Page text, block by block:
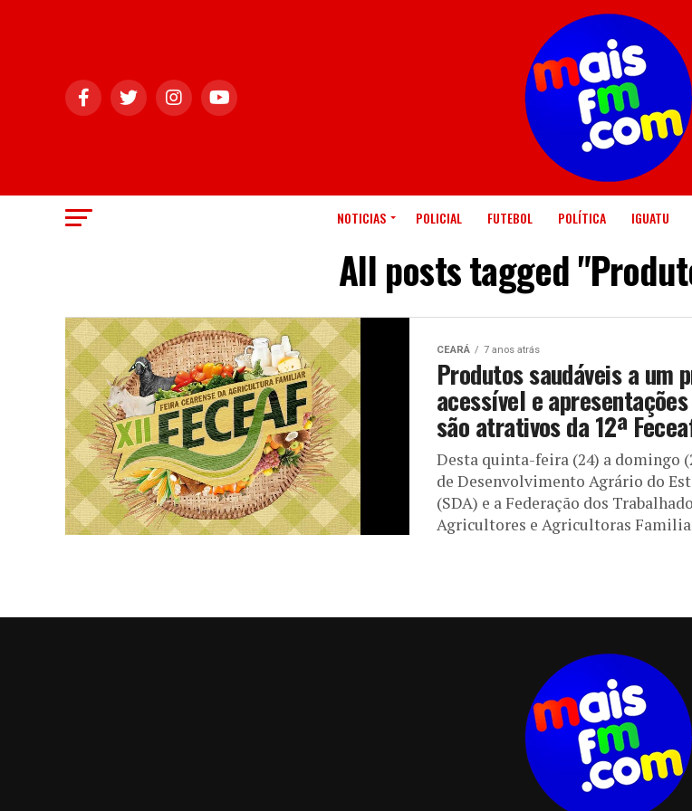
NOTICIAS POLICIAL FUTEBOL POLÍTICA IGUATU
All posts tagged
CEARÁ 7 anos atrás
Produtos saudáveis a um
acessível e
são atrativos da 12ª
Desta quinta-feira (24) a domingo
de Desenvolvimento Agrário do
(SDA) e a Federação dos
Agricultores e Agricultoras